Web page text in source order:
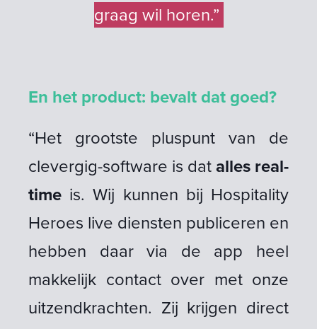
graag wil horen.”
En het product: bevalt dat goed?
“Het grootste pluspunt van de
clevergig-software is datalles real-
time is. Wij kunnen bij Hospitality
Heroes live diensten publiceren en
hebben daar via de app heel
makkelijk contact over met onze
uitzendkrachten. Zij krijgen direct